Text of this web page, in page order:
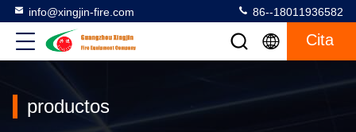
info@xingjin-fire.com 86--18011936582
Cita
productos